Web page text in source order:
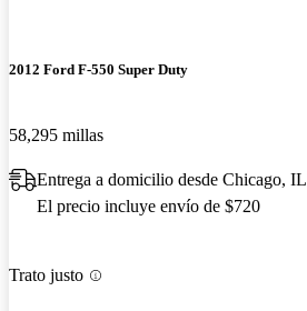
2012 Ford F-550 Super Duty
58,295 millas
Entrega a domicilio desde Chicago, IL
El precio incluye envío de $720
Trato justo